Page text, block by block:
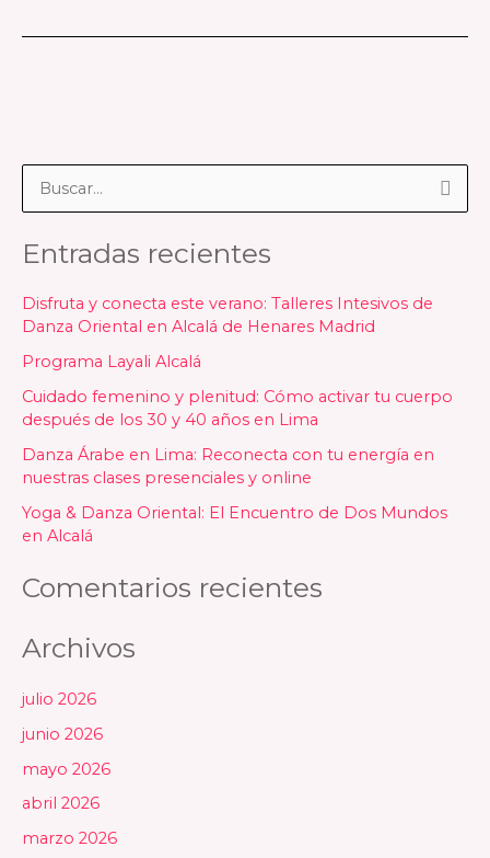
s
a
r
o
r
Entradas recientes
Disfruta y conecta este verano: Talleres Intesivos de
Danza Oriental en Alcalá de Henares Madrid
Programa Layali Alcalá
Cuidado femenino y plenitud: Cómo activar tu cuerpo
después de los 30 y 40 años en Lima
Danza Árabe en Lima: Reconecta con tu energía en
nuestras clases presenciales y online
Yoga & Danza Oriental: El Encuentro de Dos Mundos
en Alcalá
Comentarios recientes
Archivos
julio 2026
junio 2026
mayo 2026
abril 2026
marzo 2026